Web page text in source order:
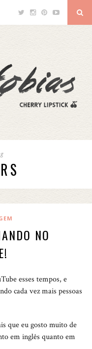
NO
esses tempos, e
cada vez mais pessoas
que eu gosto muito de
em inglês quanto em